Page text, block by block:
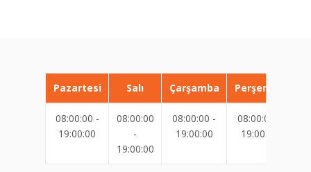
Pazartesi Salı Çarşamba Perşembe
08:00:00 -
19:00:00
08:00:00
-
19:00:00
08:00:00 -
19:00:00
08:00:00 -
19:00:00